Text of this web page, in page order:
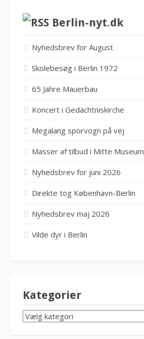
Berlin-nyt.dk
Nyhedsbrev for August
Skolebesøg i Berlin 1972
65 Jahre Mauerbau
Koncert i Gedächtniskirche
Megalang sporvogn på vej
Masser af tilbud i Mitte Museum
Nyhedsbrev for juni 2026
Direkte tog København-Berlin
Nyhedsbrev maj 2026
Vilde dyr i Berlin
Kategorier
KATEGORIER